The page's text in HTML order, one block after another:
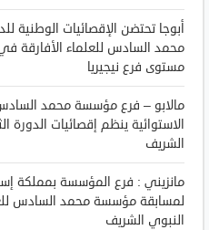
أبوجا تحتضن الإقصائيات الوطنية
محمد السادس للعلماء الأفارقة
مستوى فرع نيجيريا
مالابو – فرع مؤسسة محمد السادس
الاستوائية ينظم إقصائيات الدورة
الشريف
مانزيني : فرع المؤسسة بمملكة
لمسابقة مؤسسة محمد السادس
النبوي الشريف